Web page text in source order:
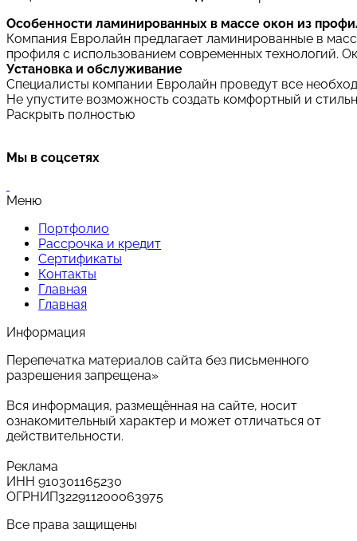
Особенности ламинированных в массе окон из
Компания Евролайн предлагает ламинированные в
профиля с использованием современных технологий.
Установка и обслуживание
Специалисты компании Евролайн проведут все
Не упустите возможность создать комфортный и
Раскрыть полностью
Мы в соцсетях
Меню
Портфолио
Рассрочка и кредит
Сертификаты
Контакты
Главная
Главная
Информация
Перепечатка материалов сайта без письменного
разрешения запрещена»
Вся информация, размещённая на сайте, носит
ознакомительный характер и может отличаться от
действительности.
Реклама
ИНН 910301165230
ОГРНИП322911200063975
Все права защищены